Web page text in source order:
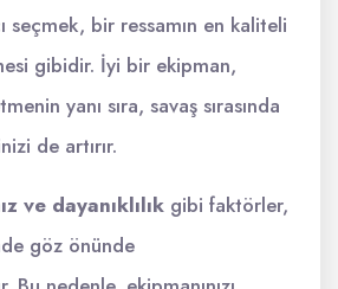
seçmek, bir ressamın en kaliteli
gibidir. İyi bir ekipman,
yanı sıra, savaş sırasında
de artırır.
ve dayanıklılık gibi faktörler,
göz önünde